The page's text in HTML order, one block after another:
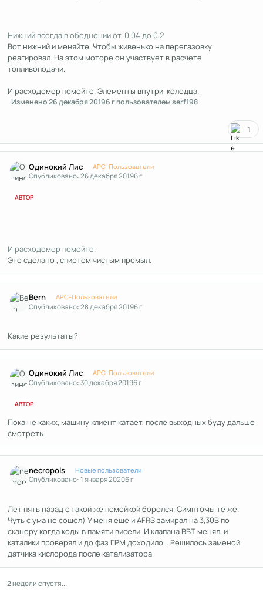
Нижний всегда в обеднении от, 0,04 до 0,2
Вот нижний и меняйте. Чтобы живенько на перегазовку
реагировал. На этом моторе он участвует в расчете
топливоподачи.
И расходомер помойте. Элементы внутри колодца.
Изменено26 декабря 20196 гпользователем serf198
1
Одинокий Лис APC-Пользователи
Опубликовано:26 декабря 20196 г
АВТОР
И расходомер помойте.
Это сделано , спиртом чистым промыл.
Bern APC-Пользователи
Опубликовано:28 декабря 20196 г
Какие результаты?
Одинокий Лис APC-Пользователи
Опубликовано:30 декабря 20196 г
АВТОР
Пока не каких, машину клиент катает, после выходных буду дальше
смотреть.
necropols Новые пользователи
Опубликовано:1 января 20206 г
Лет пять назад с такой же помойкой боролся. Симптомы те же.
Чуть с ума не сошел) У меня еще и AFRS замирал на 3,30В по
сканеру когда коды в памяти висели. И клапана ВВТ менял, и
каталики проверял и до фаз ГРМ доходило... Решилось заменой
датчика кислорода после катализатора
2 недели спустя...